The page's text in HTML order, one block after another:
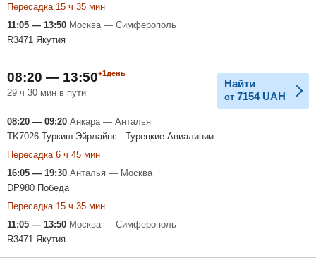
Пересадка 15 ч 35 мин
11:05 — 13:50 Москва — Симферополь
R3471 Якутия
08:20 — 13:50+1день
29 ч 30 мин в пути
Найти
от 7154 UAH
08:20 — 09:20 Анкара — Анталья
TK7026 Туркиш Эйрлайнс - Турецкие Авиалинии
Пересадка 6 ч 45 мин
16:05 — 19:30 Анталья — Москва
DP980 Победа
Пересадка 15 ч 35 мин
11:05 — 13:50 Москва — Симферополь
R3471 Якутия